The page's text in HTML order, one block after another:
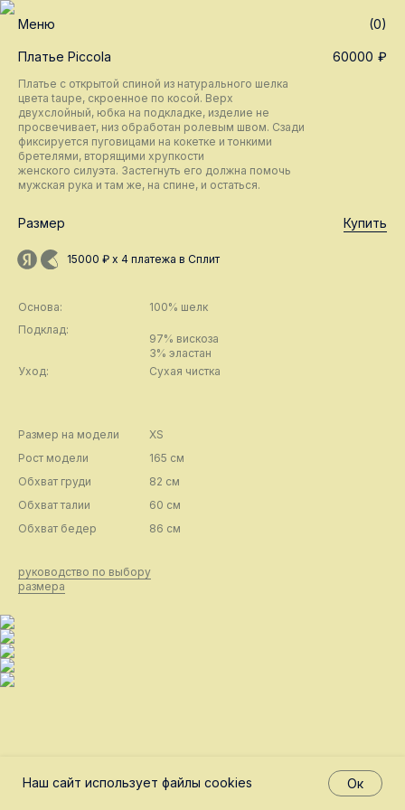
(0)
Меню
Платье Piccola
Размер
₽
60000
Платье с открытой спиной из натурального шелка
цвета taupe, скроенное по косой. Верх
двухслойный, юбка на подкладке, изделие не
просвечивает, низ обработан ролевым швом. Сзади
фиксируется пуговицами на кокетке и тонкими
бретелями, вторящими хрупкости
женского силуэта. Застегнуть его должна помочь
мужская рука и там же, на спине, и остаться.
Купить
Основа:
Подклад:
100% шелк
97% вискоза
3% эластан
Уход:
Сухая чистка
Размер на модели
XS
Рост модели
165 см
Обхват груди
82 см
Обхват талии
60 см
Обхват бедер
86 см
руководство по выбору
размера
15000 ₽ х 4 платежа в Сплит
Наш сайт использует файлы cookies Ок